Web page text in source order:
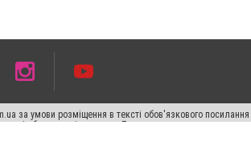
за умови розміщення в тексті обов'язкового
або в якості джерела. Порушення виняткових прав